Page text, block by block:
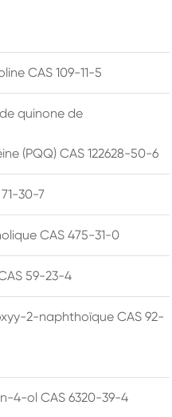
CAS 109-11-5
quinone de
(PQQ) CAS 122628-50-6
30-7
CAS 475-31-0
59-23-4
2-naphthoïque CAS 92-
4-ol CAS 6320-39-4